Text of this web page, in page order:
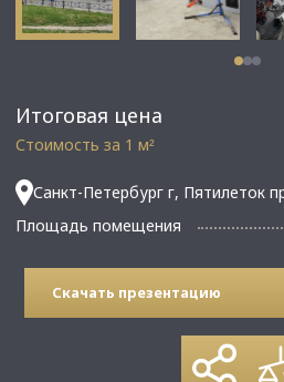
Итоговая цена
Стоимость за 1 м²
Санкт-Петербург г, Пятилеток
Площадь помещения
Скачать презентацию